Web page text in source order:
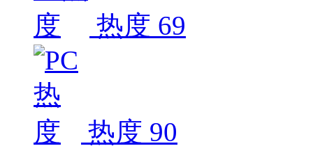
热度 69
热度 90